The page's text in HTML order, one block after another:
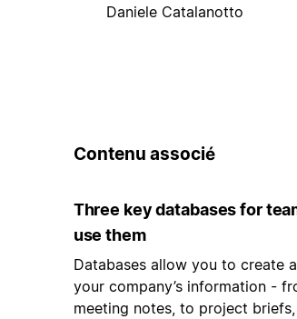
Daniele Catalanotto
Contenu associé
Three key databases for
use them
Databases allow you to create
your company’s information -
meeting notes, to project